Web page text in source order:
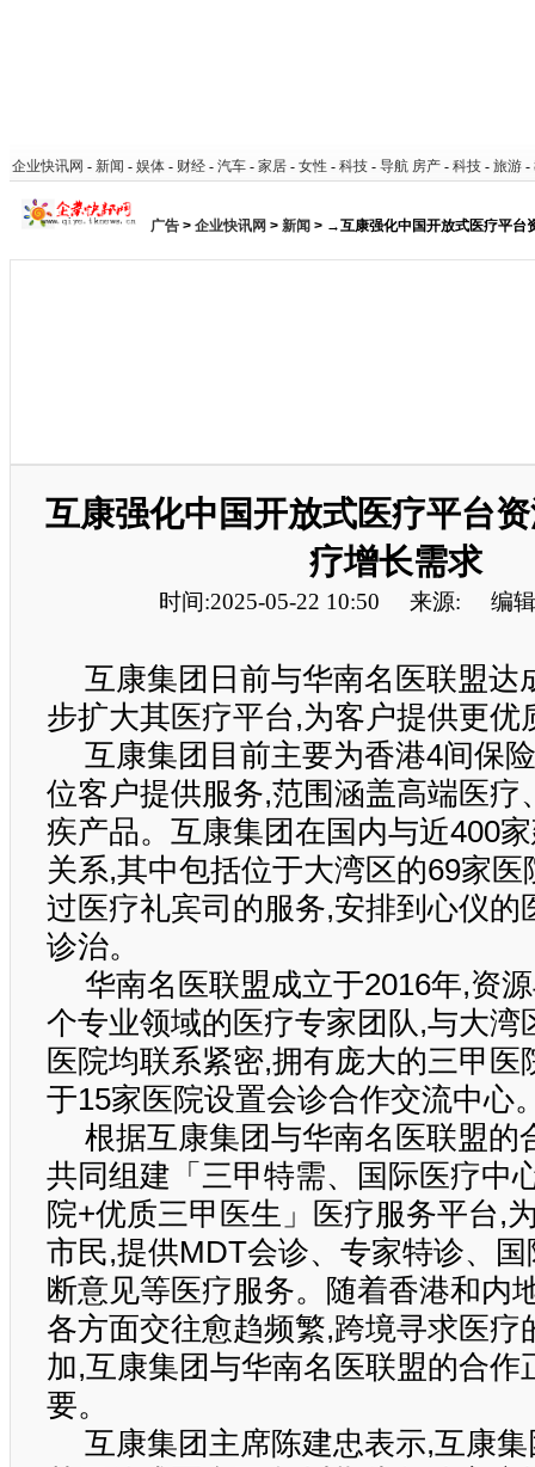
企业快讯网 - 新闻 - 娱体 - 财经 - 汽车 - 家居 - 女性 - 科技 - 导航 房产 - 科技 - 旅游 -
广告 > 企业快讯网 > 新闻 > →互康强化中国开放式医疗平台
互康强化中国开放式医疗平台
疗增长需求
时间:2025-05-22 10:50 来源: 编
互康集团日前与华南名医联盟达
步扩大其医疗平台,为客户提供更优
互康集团目前主要为香港4间保
位客户提供服务,范围涵盖高端医疗
疾产品。互康集团在国内与近400
关系,其中包括位于大湾区的69家医
过医疗礼宾司的服务,安排到心仪的
诊治。
华南名医联盟成立于2016年,资
个专业领域的医疗专家团队,与大湾
医院均联系紧密,拥有庞大的三甲医
于15家医院设置会诊合作交流中心
根据互康集团与华南名医联盟的
共同组建「三甲特需、国际医疗中
院+优质三甲医生」医疗服务平台,
市民,提供MDT会诊、专家特诊、
断意见等医疗服务。随着香港和内
各方面交往愈趋频繁,跨境寻求医疗
加,互康集团与华南名医联盟的合作
要。
互康集团主席陈建忠表示,互康